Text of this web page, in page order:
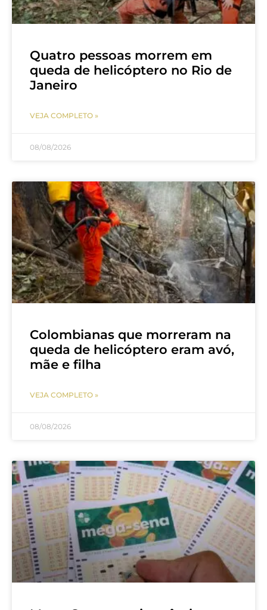
Quatro pessoas morrem em
queda de helicóptero no Rio de
Janeiro
VEJA COMPLETO »
08/08/2026
Colombianas que morreram na
queda de helicóptero eram avó,
mãe e filha
VEJA COMPLETO »
08/08/2026